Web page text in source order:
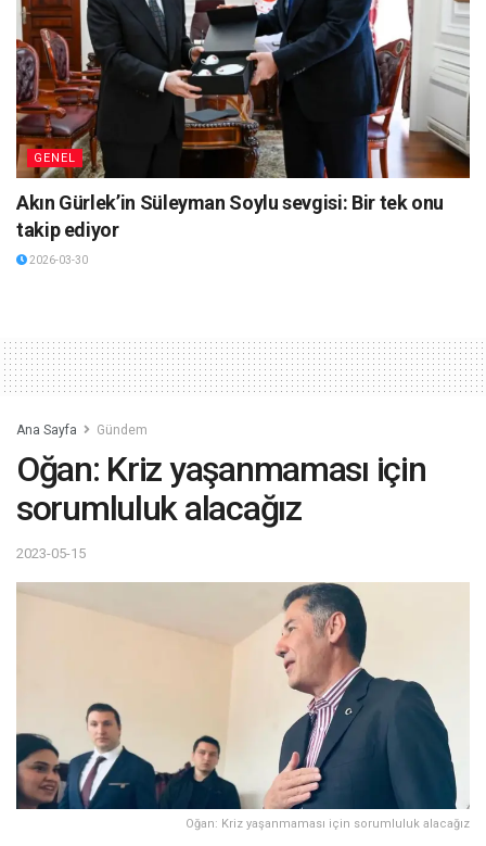
GENEL
Akın Gürlek’in Süleyman Soylu sevgisi: Bir tek onu
takip ediyor
2026-03-30
Ana Sayfa Gündem
Oğan: Kriz yaşanmaması için
sorumluluk alacağız
2023-05-15
Oğan: Kriz yaşanmaması için sorumluluk alacağız